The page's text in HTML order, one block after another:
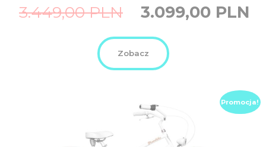
3.449,00PLN
Original
price
3.099,00PLN
Zobacz
Promocja!